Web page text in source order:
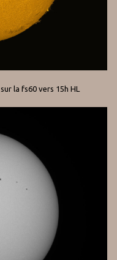
sur la fs60 vers 15h HL